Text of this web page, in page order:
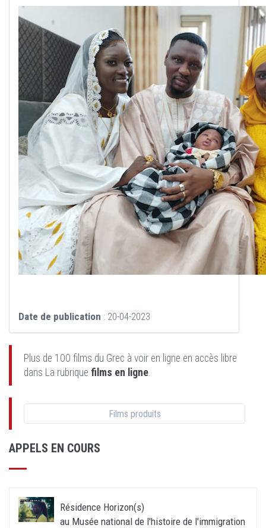
Date de publication : 20-04-2023
Plus de 100 films du Grec à voir en ligne en accès libre
dans La rubrique films en ligne.
Films produits
APPELS EN COURS
Résidence Horizon(s)
au Musée national de l'histoire de l'immigration